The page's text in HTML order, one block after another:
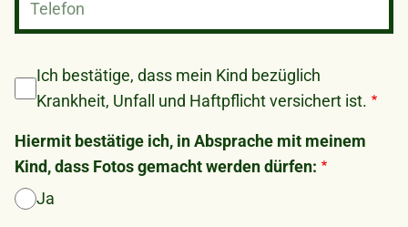
Ich bestätige, dass mein Kind bezüglich
Krankheit, Unfall und Haftpflicht versichert ist.
Hiermit bestätige ich, in Absprache mit meinem
Kind, dass Fotos gemacht werden dürfen:
Ja